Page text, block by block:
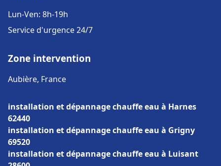
Lun-Ven: 8h-19h
Service d'urgence 24/7
Zone intervention
Aubière, France
installation et dépannage chauffe eau à Harnes
62440
installation et dépannage chauffe eau à Grigny
69520
installation et dépannage chauffe eau à Luisant